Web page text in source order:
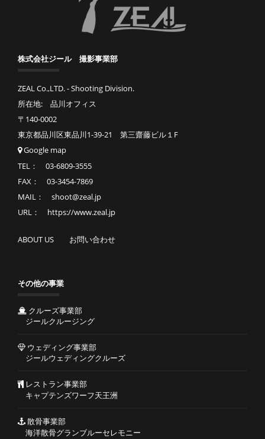
株式会社ジール 撮影事業部
ZEAL Co.,LTD. - Shooting Division.
所在地: 品川オフィス
〒140-0002
東京都品川区東品川1-39-21 第三齋藤ビル１F
Google map
TEL： 03-6809-3555
FAX： 03-3454-7869
MAIL： shoot@zeal.jp
URL： https://www.zeal.jp
ABOUT US お問い合わせ
その他の事業
クルーズ事業部
ジールクルージング
ウェディング事業部
ジールウェディングクルーズ
レストラン事業部
キャプテンズワーフ天王洲
散骨事業部
海洋散骨グランブルーセレモニー